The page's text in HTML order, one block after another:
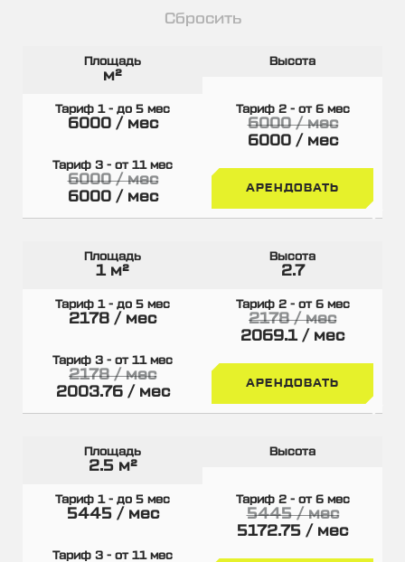
Сбросить
м²
6000 / мес
6000 / мес
6000 / мес
6000 / мес
6000 / мес
АРЕНДОВАТЬ
1 м² 2.7
2178 / мес
2178 / мес
2069.1 / мес
2178 / мес
2003.76 / мес
АРЕНДОВАТЬ
2.5 м²
5445 / мес
5445 / мес
5172.75 / мес